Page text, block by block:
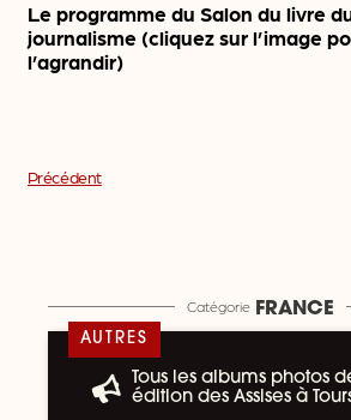
Le programme du Salon du livre
journalisme (cliquez sur l’image
l’agrandir)
Précédent
Catégorie FRANCE
AUTRES
Tous les albums photos
édition des Assises à